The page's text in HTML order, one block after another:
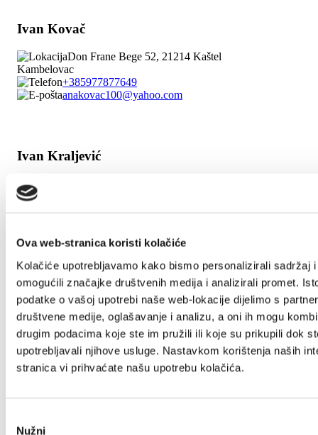
Ova web-stranica koristi kolačiće
Kolačiće upotrebljavamo kako bismo personalizirali sadržaj
omogućili značajke društvenih medija i analizirali promet.
podatke o vašoj upotrebi naše web-lokacije dijelimo s
društvene medije, oglašavanje i analizu, a oni ih mogu
drugim podacima koje ste im pružili ili koje su prikupili dok
upotrebljavali njihove usluge. Nastavkom korištenja naših
stranica vi prihvaćate našu upotrebu kolačića.
Nužni
Ivan Kovač
Don Frane Bege 52, 21214 Kaštel
Kambelovac
+385977877649
anakovac100@yahoo.com
Ivan Kraljević
Ivan Križan
Majurina 13, 21214 Kaštel Lukšić
098 761 154
ivanana1111@hotmail.com